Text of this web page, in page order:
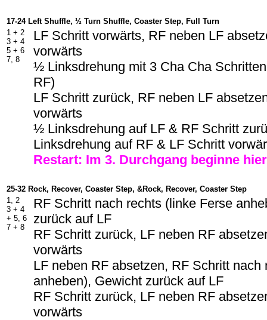
17-24 Left Shuffle, ½ Turn Shuffle, Coaster Step, Full Turn
1 + 2
3 + 4
5 + 6
7, 8
LF Schritt vorwärts, RF neben LF
vorwärts
½ Linksdrehung mit 3 Cha Cha
RF)
LF Schritt zurück, RF neben LF
vorwärts
½ Linksdrehung auf LF & RF Schritt
Linksdrehung auf RF & LF Schritt
Restart: Im 3. Durchgang beginne
25-32 Rock, Recover, Coaster Step, &Rock, Recover, Coaster Step
1, 2
3 + 4
+ 5, 6
7 + 8
RF Schritt nach rechts (linke Ferse
zurück auf LF
RF Schritt zurück, LF neben RF
vorwärts
LF neben RF absetzen, RF Schritt nach
anheben), Gewicht zurück auf LF
RF Schritt zurück, LF neben RF
vorwärts